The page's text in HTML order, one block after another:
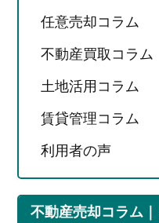
任意売却コラム
不動産買取コラム
土地活用コラム
賃貸管理コラム
利用者の声
不動産売却コラム